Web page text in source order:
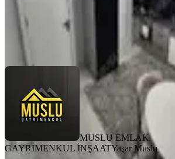
MUSLU EMLAK GAYRİMENKUL
MUSLU EMLAK
GAYRİMENKUL İNŞAATYaşar Muslu